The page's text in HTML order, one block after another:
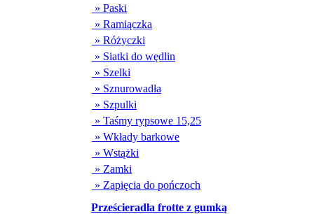
» Paski
» Ramiączka
» Różyczki
» Siatki do wędlin
» Szelki
» Sznurowadła
» Szpulki
» Taśmy rypsowe 15,25
» Wkłady barkowe
» Wstążki
» Zamki
» Zapięcia do pończoch
Prześcieradła frotte z gumką